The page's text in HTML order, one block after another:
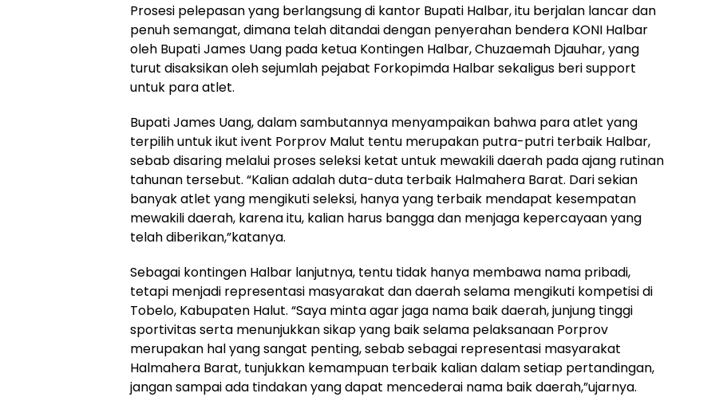
Prosesi pelepasan yang berlangsung di kantor Bupati Halbar, itu berjalan lancar dan
penuh semangat, dimana telah ditandai dengan penyerahan bendera KONI Halbar
oleh Bupati James Uang pada ketua Kontingen Halbar, Chuzaemah Djauhar, yang
turut disaksikan oleh sejumlah pejabat Forkopimda Halbar sekaligus beri support
untuk para atlet.
Bupati James Uang, dalam sambutannya menyampaikan bahwa para atlet yang
terpilih untuk ikut ivent Porprov Malut tentu merupakan putra-putri terbaik Halbar,
sebab disaring melalui proses seleksi ketat untuk mewakili daerah pada ajang rutinan
tahunan tersebut. “Kalian adalah duta-duta terbaik Halmahera Barat. Dari sekian
banyak atlet yang mengikuti seleksi, hanya yang terbaik mendapat kesempatan
mewakili daerah, karena itu, kalian harus bangga dan menjaga kepercayaan yang
telah diberikan,”katanya.
Sebagai kontingen Halbar lanjutnya, tentu tidak hanya membawa nama pribadi,
tetapi menjadi representasi masyarakat dan daerah selama mengikuti kompetisi di
Tobelo, Kabupaten Halut. “Saya minta agar jaga nama baik daerah, junjung tinggi
sportivitas serta menunjukkan sikap yang baik selama pelaksanaan Porprov
merupakan hal yang sangat penting, sebab sebagai representasi masyarakat
Halmahera Barat, tunjukkan kemampuan terbaik kalian dalam setiap pertandingan,
jangan sampai ada tindakan yang dapat mencederai nama baik daerah,”ujarnya.